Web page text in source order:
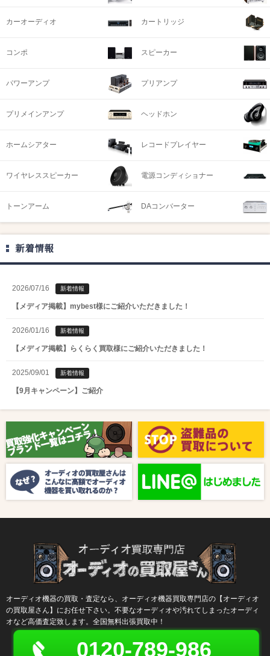
カーオーディオ カートリッジ
コンポ スピーカー
パワーアンプ プリアンプ
プリメインアンプ ヘッドホン
ホームシアター レコードプレイヤー
ワイヤレススピーカー 電源コンディショナー
トーンアーム DAコンバーター
新着情報
2026/07/16 新着情報
【メディア掲載】mybest様にご紹介いただきました！
2026/01/16 新着情報
【メディア掲載】らくらく買取様にご紹介いただきました！
2025/09/01 新着情報
【9月キャンペーン】ご紹介
【8月キャンペーン】ご紹介
2024/10/04 新着情報
【ラジオ番組放送のお知らせ】
オーディオ機器の買取・査定なら、オーディオ機器買取専門店の【オーディオ
の買取屋さん】にお任せ下さい。不要なオーディオや汚れてしまったオーディ
オなど高価査定致します。全国無料出張買取中！
0120-789-986